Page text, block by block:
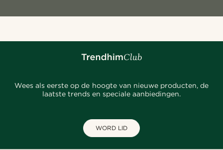
Wees als eerste op de hoogte van nieuwe producten, de
laatste trends en speciale aanbiedingen.
WORD LID